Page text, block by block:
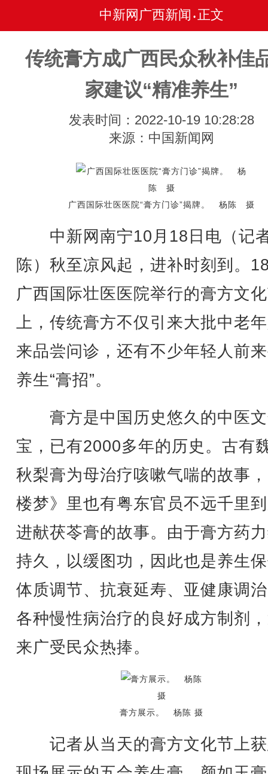
中新网广西新闻 • 正文
传统膏方成广西民众秋补佳
家建议“精准养生”
发表时间：2022-10-19 10:28:28
来源：中国新闻网
广西国际壮医医院“膏方门诊”揭牌。 杨陈 摄
中新网南宁10月18日电（记
陈）秋至凉风起，进补时刻到。
广西国际壮医医院举行的膏方文
上，传统膏方不仅引来大批中老
来品尝问诊，还有不少年轻人前
养生“膏招”。
膏方是中国历史悠久的中医
宝，已有2000多年的历史。古有
秋梨膏为母治疗咳嗽气喘的故事
楼梦》里也有粤东官员不远千里
进献茯苓膏的故事。由于膏方药
持久，以缓图功，因此也是养生
体质调节、抗衰延寿、亚健康调
各种慢性病治疗的良好成方制剂
来广受民众热捧。
膏方展示。 杨陈 摄
记者从当天的膏方文化节上